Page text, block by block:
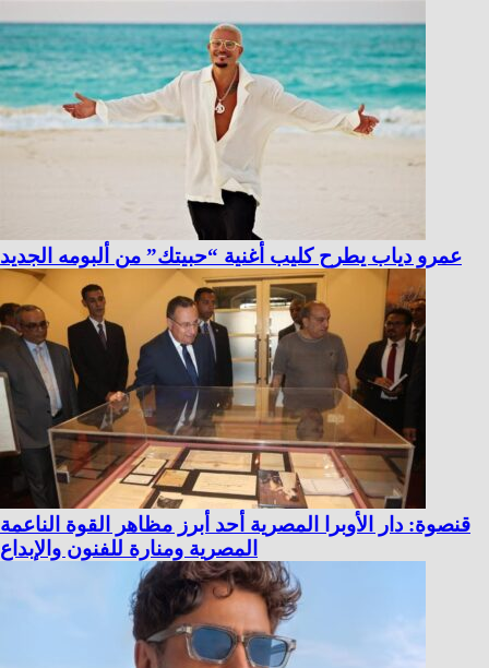
عمرو دياب يطرح كليب أغنية “حبيتك” من ألبومه الجديد
قنصوة: دار الأوبرا المصرية أحد أبرز مظاهر القوة الناعمة
المصرية ومنارة للفنون والإبداع